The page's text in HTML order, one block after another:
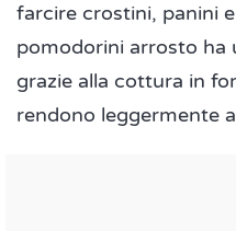
farcire crostini, panini
pomodorini arrosto ha
grazie alla cottura in
rendono leggermente